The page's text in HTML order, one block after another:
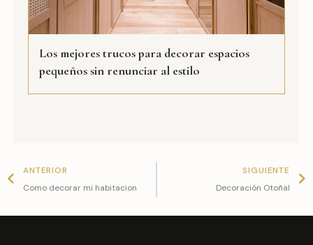
Los mejores trucos para decorar espacios
pequeños sin renunciar al estilo
ANTERIOR
Como decorar mi habitacion
SIGUIENTE
Decoración Otoñal